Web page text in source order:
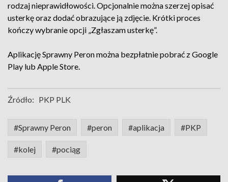
rodzaj nieprawidłowości. Opcjonalnie można szerzej opisać
usterkę oraz dodać obrazujące ją zdjęcie. Krótki proces
kończy wybranie opcji „Zgłaszam usterkę”.
Aplikację Sprawny Peron można bezpłatnie pobrać z Google
Play lub Apple Store.
Źródło: PKP PLK
#Sprawny Peron #peron #aplikacja #PKP
#kolej #pociąg